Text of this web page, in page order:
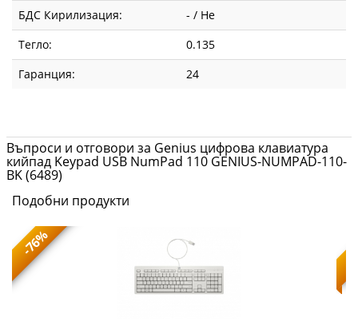
БДС Кирилизация:
- / Не
Тегло:
0.135
Гаранция:
24
Въпроси и отговори за Genius цифрова клавиатура
кийпад Keypad USB NumPad 110 GENIUS-NUMPAD-110-
BK (6489)
Подобни продукти
-76%